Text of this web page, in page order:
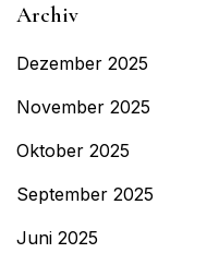
Archiv
Dezember 2025
November 2025
Oktober 2025
September 2025
Juni 2025